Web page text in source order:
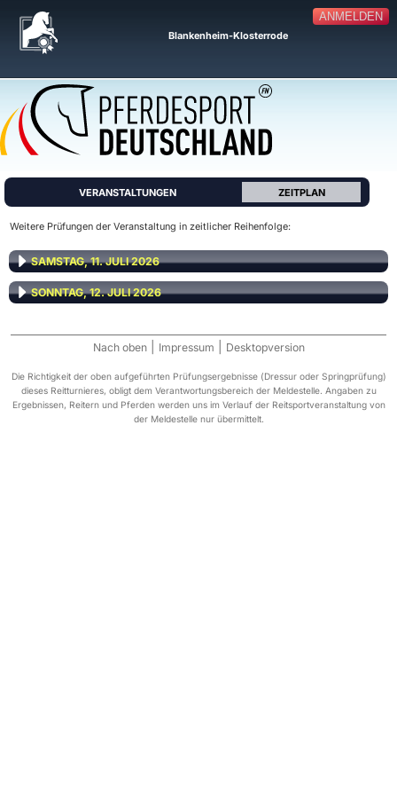
ANMELDEN
Blankenheim-Klosterrode
VERANSTALTUNGEN ZEITPLAN
Weitere Prüfungen der Veranstaltung in zeitlicher Reihenfolge:
SAMSTAG, 11. JULI 2026
SONNTAG, 12. JULI 2026
Nach oben Impressum Desktopversion
Die Richtigkeit der oben aufgeführten Prüfungsergebnisse (Dressur oder Springprüfung)
dieses Reitturnieres, obligt dem Verantwortungsbereich der Meldestelle. Angaben zu
Ergebnissen, Reitern und Pferden werden uns im Verlauf der Reitsportveranstaltung von
der Meldestelle nur übermittelt.